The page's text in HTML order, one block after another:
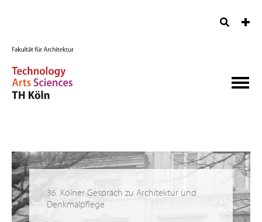
36. Kölner Gespräch zu Architektur und
Denkmalpflege